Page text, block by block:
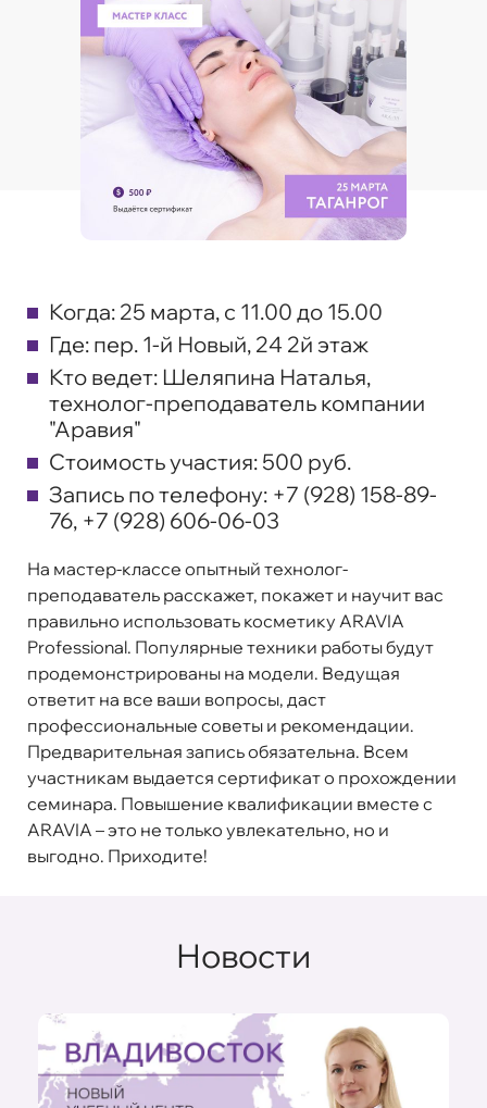
Когда: 25 марта, с 11.00 до 15.00
Где: пер. 1-й Новый, 24 2й этаж
Кто ведет: Шеляпина Наталья,
технолог-преподаватель компании
"Аравия"
Стоимость участия: 500 руб.
Запись по телефону: +7 (928) 158-89-
76, +7 (928) 606-06-03
На мастер-классе опытный технолог-
преподаватель расскажет, покажет и научит вас
правильно использовать косметику ARAVIA
Professional. Популярные техники работы будут
продемонстрированы на модели. Ведущая
ответит на все ваши вопросы, даст
профессиональные советы и рекомендации.
Предварительная запись обязательна. Всем
участникам выдается сертификат о прохождении
семинара. Повышение квалификации вместе с
ARAVIA – это не только увлекательно, но и
выгодно. Приходите!
Новости